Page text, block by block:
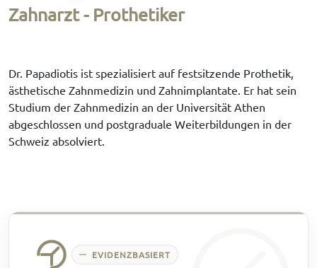
Zahnarzt - Prothetiker
Dr. Papadiotis ist spezialisiert auf festsitzende Prothetik,
ästhetische Zahnmedizin und Zahnimplantate. Er hat sein
Studium der Zahnmedizin an der Universität Athen
abgeschlossen und postgraduale Weiterbildungen in der
Schweiz absolviert.
EVIDENZBASIERT